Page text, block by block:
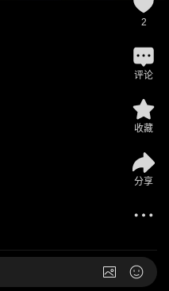
2
评论
收藏
分享